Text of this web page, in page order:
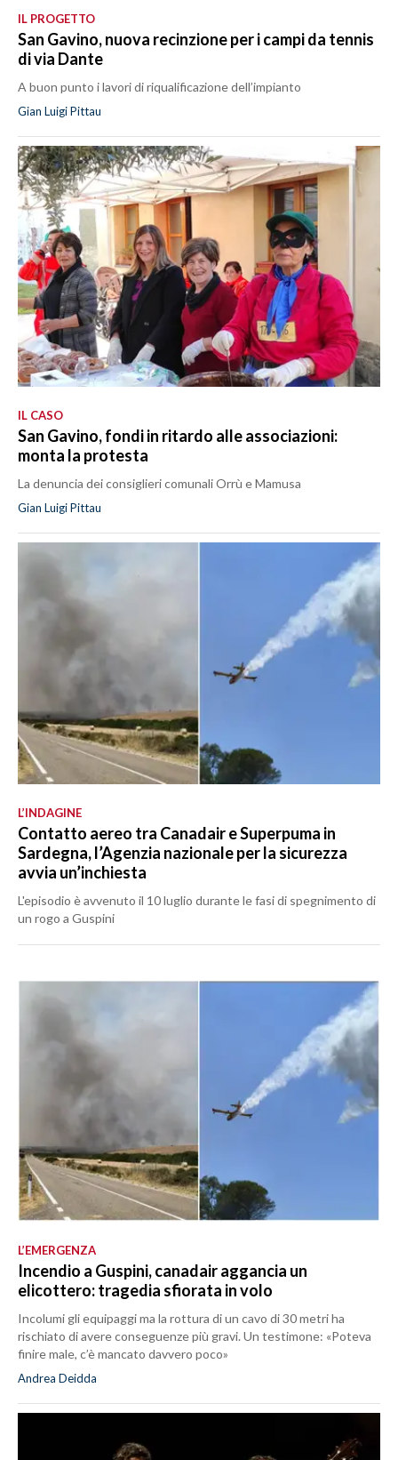
IL PROGETTO
San Gavino, nuova recinzione per i campi da tennis
di via Dante
A buon punto i lavori di riqualificazione dell’impianto
Gian Luigi Pittau
IL CASO
San Gavino, fondi in ritardo alle associazioni:
monta la protesta
La denuncia dei consiglieri comunali Orrù e Mamusa
Gian Luigi Pittau
L’INDAGINE
Contatto aereo tra Canadair e Superpuma in
Sardegna, l’Agenzia nazionale per la sicurezza
avvia un’inchiesta
L'episodio è avvenuto il 10 luglio durante le fasi di spegnimento di
un rogo a Guspini
L’EMERGENZA
Incendio a Guspini, canadair aggancia un
elicottero: tragedia sfiorata in volo
Incolumi gli equipaggi ma la rottura di un cavo di 30 metri ha
rischiato di avere conseguenze più gravi. Un testimone: «Poteva
finire male, c’è mancato davvero poco»
Andrea Deidda